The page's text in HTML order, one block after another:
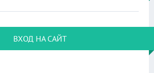
ВХОД НА САЙТ